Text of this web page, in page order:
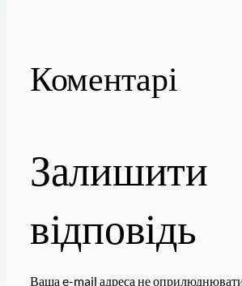
Коментарі
Залишити
відповідь
Ваша e-mail адреса не